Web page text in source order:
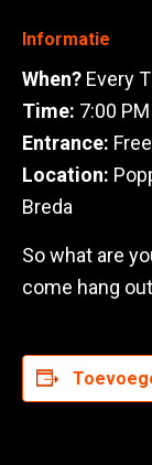
Informatie
When? Every
Time: 7:00
Entrance:
Location:
Breda
So what are
come hang